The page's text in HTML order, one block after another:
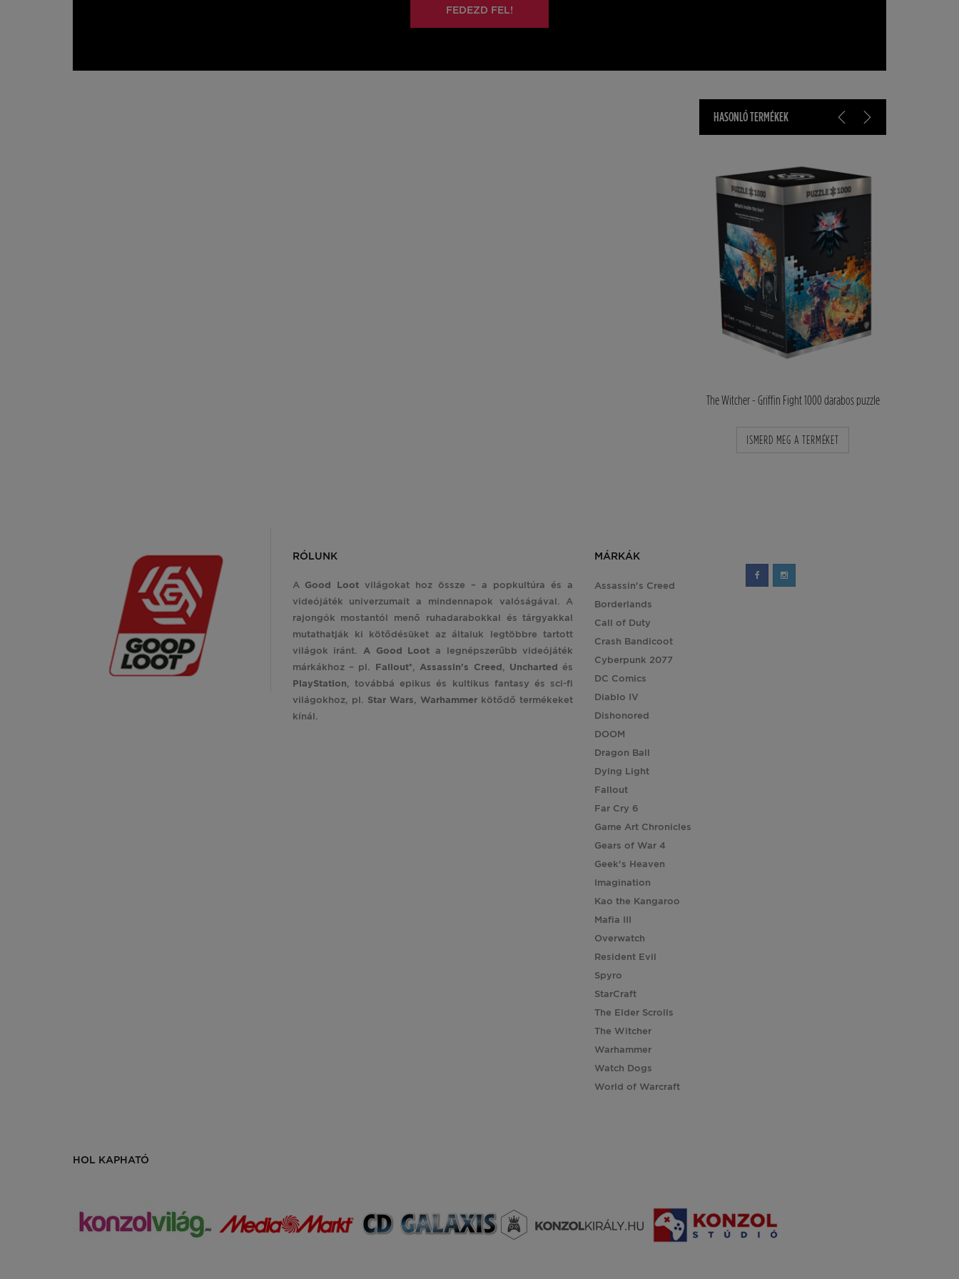
FEDEZD FEL!
HASONLÓ TERMÉKEK
The Witcher - Griffin Fight 1000 darabos puzzle
ISMERD MEG A TERMÉKET
RÓLUNK
A Good Loot világokat hoz össze – a popkultúra és a
videójáték univerzumait a mindennapok valóságával. A
rajongók mostantól menő ruhadarabokkal és tárgyakkal
mutathatják ki kötődésüket az általuk legtöbbre tartott
világok iránt. A Good Loot a legnépszerűbb videójáték
márkákhoz – pl. Fallout®,Assassin's Creed, Uncharted és
PlayStation, továbbá epikus és kultikus fantasy és sci-fi
világokhoz, pl. Star Wars, Warhammer kötődő termékeket
kínál.
MÁRKÁK
Assassin's Creed
Borderlands
Call of Duty
Crash Bandicoot
Cyberpunk 2077
DC Comics
Diablo IV
Dishonored
DOOM
Dragon Ball
Dying Light
Fallout
Far Cry 6
Game Art Chronicles
Gears of War 4
Geek's Heaven
Imagination
Kao the Kangaroo
Mafia III
Overwatch
Resident Evil
Spyro
StarCraft
The Elder Scrolls
The Witcher
Warhammer
Watch Dogs
World of Warcraft
HOL KAPHATÓ